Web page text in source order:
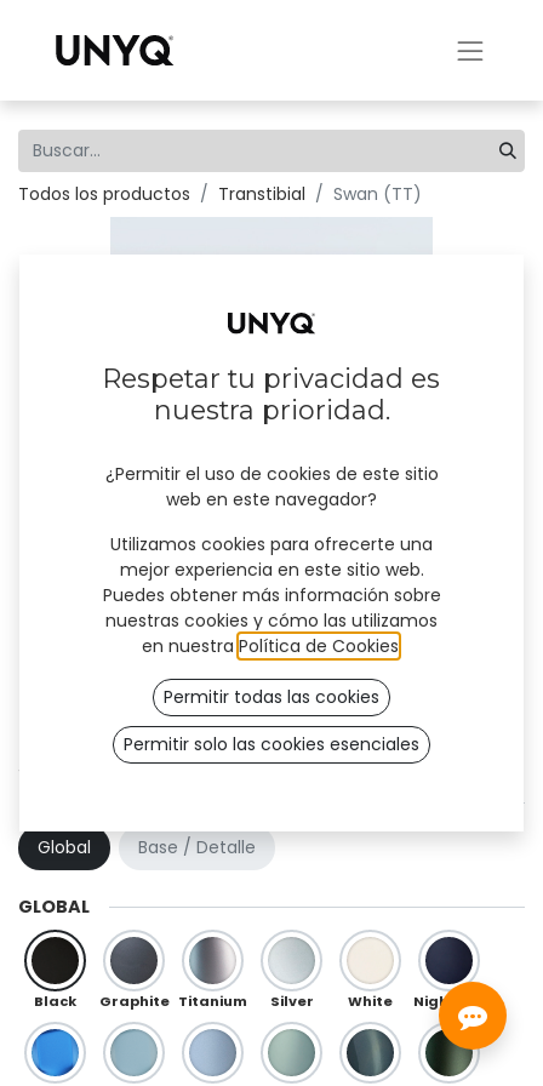
Todos los productos Transtibial Swan (TT)
Swan (TT)
Global
Base / Detalle
GLOBAL
Black Graphite Titanium Silver White
Respetar tu privacidad es
nuestra prioridad.
¿Permitir el uso de cookies de este sitio
web en este navegador?
Utilizamos cookies para ofrecerte una
mejor experiencia en este sitio web.
Puedes obtener más información sobre
nuestras cookies y cómo las utilizamos
en nuestra Política de Cookies
Permitir todas las cookies
Permitir solo las cookies esenciales